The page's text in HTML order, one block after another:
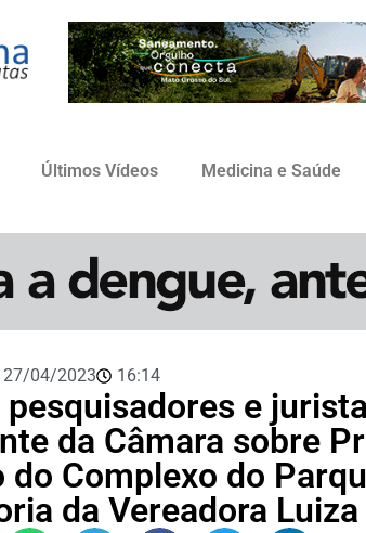
Últimos Vídeos Medicina e Saúde
27/04/2023 16:14
e
da Câmara sobre
Complexo do
da Vereadora